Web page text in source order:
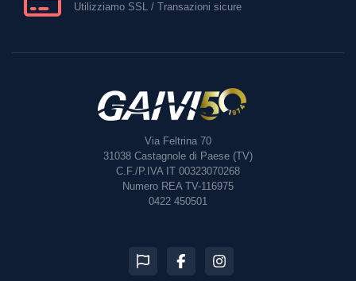
Utilizziamo SSL / Transazioni sicure
Via Feltrina 70
31038 Castagnole di Paese (TV)
C.F./P.IVA IT 00323070268
Numero REA TV-116975
0422 450501